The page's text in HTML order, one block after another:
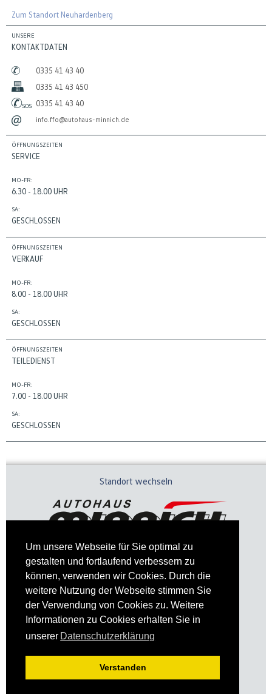
Um unsere Webseite für Sie optimal zu
gestalten und fortlaufend verbessern zu
können, verwenden wir Cookies. Durch die
weitere Nutzung der Webseite stimmen Sie
der Verwendung von Cookies zu. Weitere
Informationen zu Cookies erhalten Sie in
unserer Datenschutzerklärung
Verstanden
Zum Standort Neuhardenberg
UNSERE
KONTAKTDATEN
0335 41 43 40
0335 41 43 450
0335 41 43 40
info.ffo@autohaus-minnich.de
ÖFFNUNGSZEITEN
SERVICE
MO-FR:
6.30 - 18.00 UHR
SA:
GESCHLOSSEN
ÖFFNUNGSZEITEN
VERKAUF
MO-FR:
8.00 - 18.00 UHR
SA:
GESCHLOSSEN
ÖFFNUNGSZEITEN
TEILEDIENST
MO-FR:
7.00 - 18.00 UHR
SA:
GESCHLOSSEN
Standort wechseln
Impressum Datenschutz